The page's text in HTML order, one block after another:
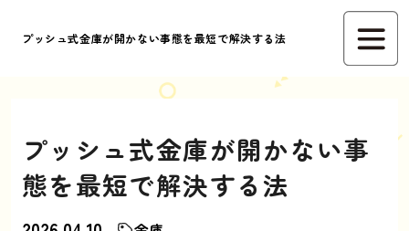
プッシュ式金庫が開かない事態を最短で解決する法
プッシュ式金庫が開かない事
態を最短で解決する法